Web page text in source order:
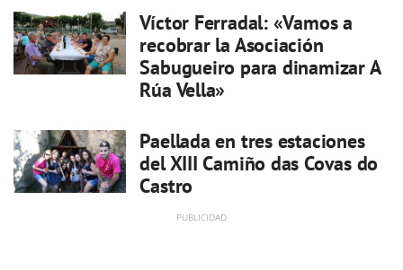
Víctor Ferradal: «Vamos a
recobrar la Asociación
Sabugueiro para dinamizar A
Rúa Vella»
Paellada en tres estaciones
del XIII Camiño das Covas do
Castro